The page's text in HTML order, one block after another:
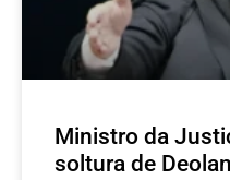
Ministro da
soltura de